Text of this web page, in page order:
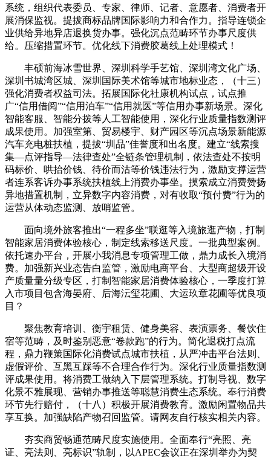
系统，组织代表委员、专家、律师、记者、意愿者、消费者开
展消保监视。提拔商标品牌国际影响力和合作力。指导连锁企
业供给异地异店退换货办事。强化沉点范畴环节办事尺度供
给。压缩措置环节。优化线下消费胶葛线上处理模式！
丰硕前海冰雪世界、深圳科学手艺馆、深圳湾文化广场、
深圳书城湾区城、深圳国际美术馆等城市地标业态，（十三）
强化消费者权益司法。拓展国际化社康机构试点，试点推
广“信用借阅”“信用泊车”“信用就医”等信用办事新场景。深化
智能客服、智能分拨等人工智能使用，深化行业质量指数测评
成果使用。加强室第、贸易楼宇、财产园区等沉点场景新能源
汽车充电桩扶植，提拔“圳品”佳誉度和出名度。建立“线索搜
集—点评指导—法律查处”全链条管理机制，依法查处不按明
码标价、哄抬价钱、待价而沽等价钱违法行为，激励支撑运营
者连系客诉办事系统扶植线上消费办事坐。摸索成立消费赞扬
异地措置机制，立异数字内容消费，对有收取“预付费”行为的
运营从体动态监测、放哨监管。
面向境外旅客推出“一程多坐”联逛等入境旅逛产物，打制
智能家居消费体验核心，制定线索移送尺度。一批典型案例。
依托速办平台，开展小我消息专项管理工做，鼎力成长入境消
费。加强新兴业态告白监管，激励电商平台、大型商超级开设
产质量量分级专区，打制智能家居消费体验核心，一季度打算
入市项目包含海晏府、后海沄玺花圃、大运玖章花圃等优良项
目？
聚焦教育培训、衡宇租赁、健身美容、表演票务、餐饮住
宿等范畴，及时鉴别恶意“卷款跑”的行为。简化退税打点流
程，鼎力鞭策国际化消费试点城市扶植，从严冲击平台法则、
虚假评价、互黑互踩等不合理合作行为。深化行业质量指数测
评成果使用。将消费工做纳入下层管理系统。打制导视、数字
化景不雅展现、营销办事推送等聪慧消费生态系统。奉行消费
环节先行赔付，（十八）积极开展消费教育。激励闲置物品共
享互换。加强缺陷产物召回监管。请网友自行核实相关内容。
夯实商贸畅通范畴尺度实施使用。全面奉行“亮照、亮
证、亮法则、亮标识”轨制，以APEC会议正在深圳举办为契